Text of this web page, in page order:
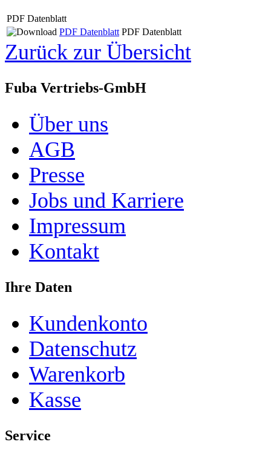
PDF Datenblatt
PDF Datenblatt PDF Datenblatt
Zurück zur Übersicht
Fuba Vertriebs-GmbH
Über uns
AGB
Presse
Jobs und Karriere
Impressum
Kontakt
Ihre Daten
Kundenkonto
Datenschutz
Warenkorb
Kasse
Service